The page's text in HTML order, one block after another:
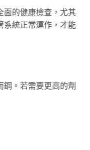
面的健康檢查，尤其
系統正常運作，才能
鋼。若需要更高的劑